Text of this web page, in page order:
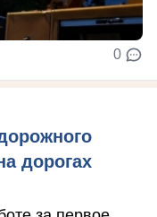
0
дорогах